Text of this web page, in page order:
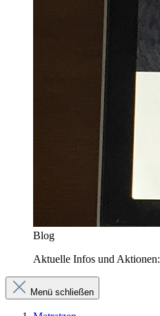
Blog
Aktuelle Infos und Aktionen:
Menü schließen